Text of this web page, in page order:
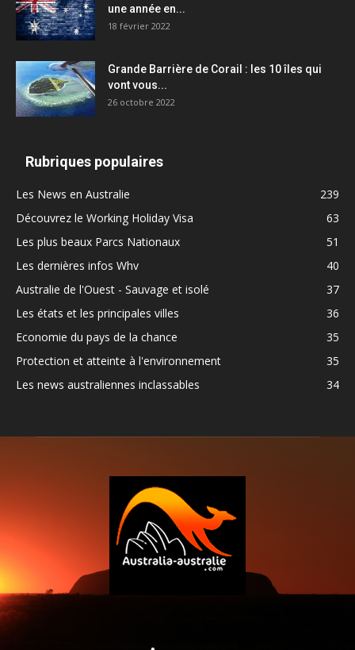
une année en...
18 février 2022
Grande Barrière de Corail : les 10 îles qui
vont vous...
26 octobre 2022
Rubriques populaires
Les News en Australie
239
Découvrez le Working Holiday Visa
63
Les plus beaux Parcs Nationaux
51
Les dernières infos Whv
40
Australie de l'Ouest - Sauvage et isolé
37
Les états et les principales villes
36
Economie du pays de la chance
35
Protection et atteinte à l'environnement
35
Les news australiennes inclassables
34